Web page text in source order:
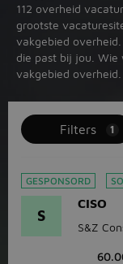
112 overheid
grootste
vakgebied
die past bij jou.
vakgebied overheid.
Filters 1
GESPONSORD
S
CISO
S&Z